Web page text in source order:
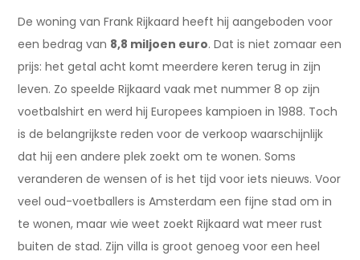
De woning van Frank Rijkaard heeft hij aangeboden voor
een bedrag van 8,8 miljoen euro. Dat is niet zomaar een
prijs: het getal acht komt meerdere keren terug in zijn
leven. Zo speelde Rijkaard vaak met nummer 8 op zijn
voetbalshirt en werd hij Europees kampioen in 1988. Toch
is de belangrijkste reden voor de verkoop waarschijnlijk
dat hij een andere plek zoekt om te wonen. Soms
veranderen de wensen of is het tijd voor iets nieuws. Voor
veel oud-voetballers is Amsterdam een fijne stad om in
te wonen, maar wie weet zoekt Rijkaard wat meer rust
buiten de stad. Zijn villa is groot genoeg voor een heel